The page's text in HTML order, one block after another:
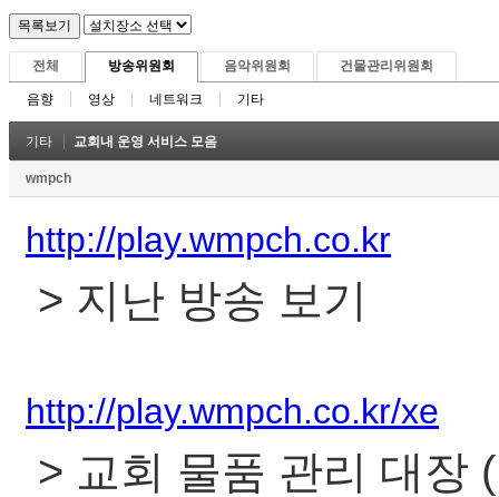
전체 방송위원회
음향 영상 네트워크 기타
음악위원회 건물관리위원회
기타 교회내 운영 서비스 모음
wmpch
http://play.wmpch.co.kr
> 지난 방송 보기
http://play.wmpch.co.kr/xe
> 교회 물품 관리 대장